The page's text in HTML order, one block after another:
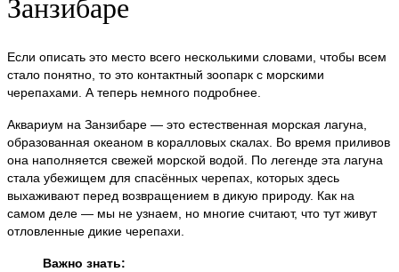
Если описать это место всего несколькими словами, чтобы всем
стало понятно, то это контактный зоопарк с морскими
черепахами. А теперь немного подробнее.
Аквариум на Занзибаре — это естественная морская лагуна,
образованная океаном в коралловых скалах. Во время приливов
она наполняется свежей морской водой. По легенде эта лагуна
стала убежищем для спасённых черепах, которых здесь
выхаживают перед возвращением в дикую природу. Как на
самом деле — мы не узнаем, но многие считают, что тут живут
отловленные дикие черепахи.
Важно знать: